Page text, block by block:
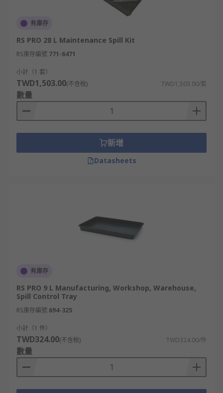
有庫存
RS PRO 28 L Maintenance Spill Kit
RS庫存編號 771-6471
小計（1 套）
TWD1,503.00(不含稅) TWD1,503.00/套
數量
新增
Datasheets
有庫存
RS PRO 9 L Manufacturing, Workshop, Warehouse,
Spill Control Tray
RS庫存編號 694-325
小計（1 件）
TWD324.00(不含稅) TWD324.00/件
數量